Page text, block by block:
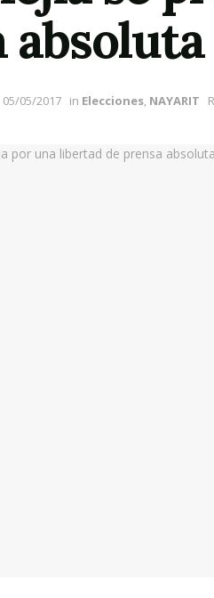
absoluta
05/05/2017 in Elecciones, NAYARIT